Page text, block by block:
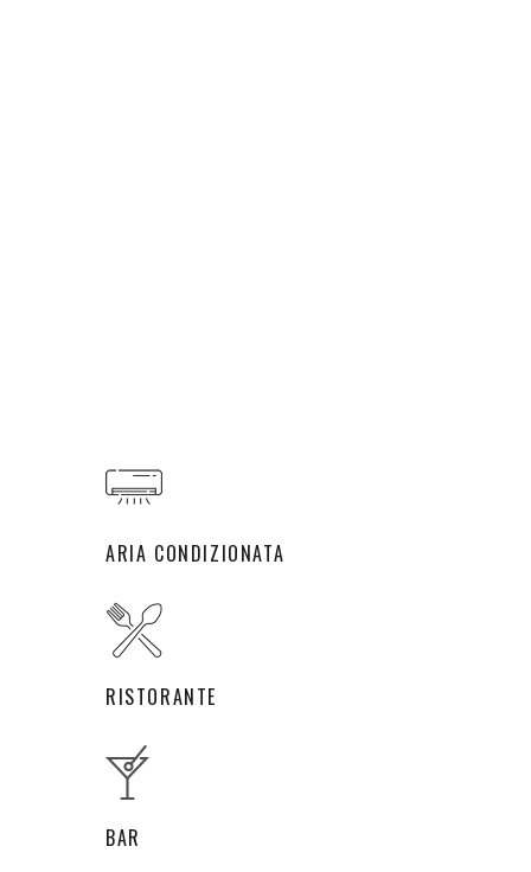
ARIA CONDIZIONATA
RISTORANTE
BAR